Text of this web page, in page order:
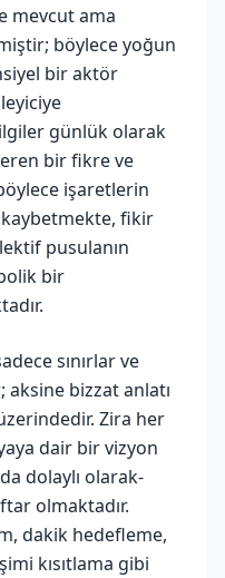
mevcut ama
böylece yoğun
bir aktör
günlük olarak
bir fikre ve
işaretlerin
fikir
pusulanın
bir
sınırlar ve
bizzat anlatı
Zira her
dair bir vizyon
dolaylı olarak-
olmaktadır.
dakik hedefleme,
kısıtlama gibi